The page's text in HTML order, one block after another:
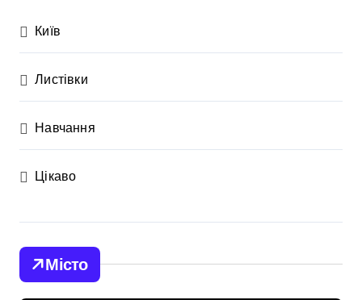
Київ
Листівки
Навчання
Цікаво
Місто